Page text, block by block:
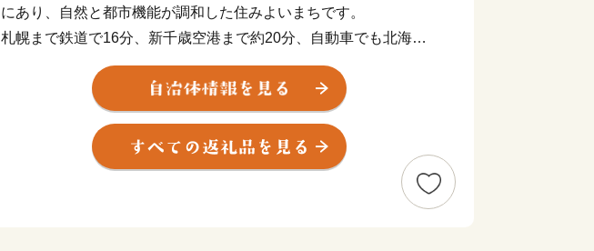
にあり、自然と都市機能が調和した住みよいまちです。
札幌まで鉄道で16分、新千歳空港まで約20分、自動車でも北海道
内各地にアクセスしやすい位置にある一方、樹木や花々が四季を彩
り、アオサギやエゾリスなどの野鳥や小動物がすむ自然豊かなまち
面積119.05平方キロメートル、6万人弱が暮らす本市は、明治17年
に広島県人25戸103人が一村創建を目指して原始の森に開拓の鍬を